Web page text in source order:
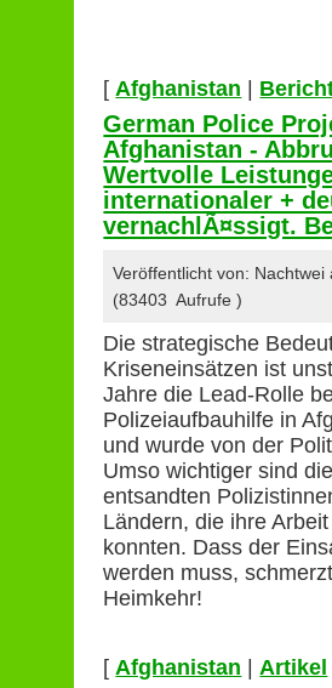
[ Afghanistan |
German Police
Afghanistan -
Wertvolle
internationaler +
vernachlÃ¤ssigt.
Veröffentlicht von:
(83403 Aufrufe )
Die strategische
Kriseneinsätzen ist
Jahre die Lead-Rolle
Polizeiaufbauhilfe in
und wurde von der
Umso wichtiger sind
entsandten
Ländern, die ihre
konnten. Dass der
werden muss,
Heimkehr!
[ Afghanistan | Artikel